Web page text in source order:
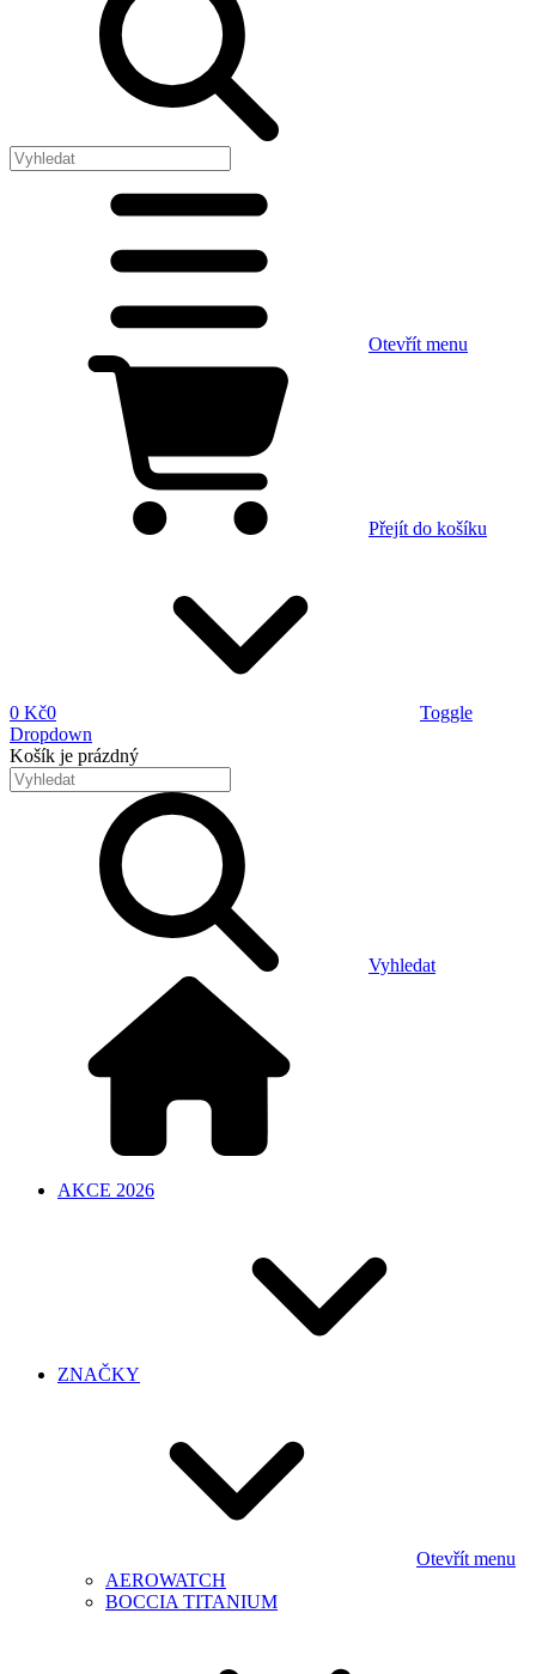
Otevřít menu
Přejít do košíku
0 Kč0
Toggle
Dropdown
Košík je prázdný
Vyhledat
AKCE 2026
ZNAČKY
Otevřít menu
AEROWATCH
BOCCIA TITANIUM